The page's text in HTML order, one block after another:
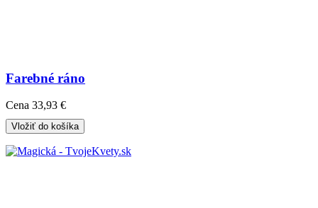
Farebné ráno
Cena 33,93 €
Vložiť do košíka